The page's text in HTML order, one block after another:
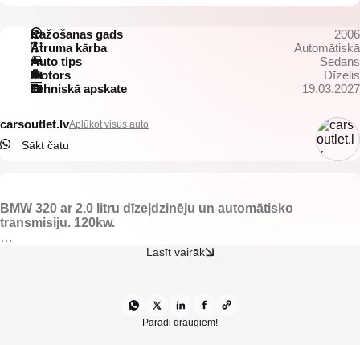
Ražošanas gads
2006
Ātruma kārba
Automātiskā
Auto tips
Sedans
Motors
Dīzelis
Tehniskā apskate
19.03.2027
carsoutlet.lvAplūkot visus auto
Sākt čatu
BMW 320 ar 2.0 litru dīzeļdzinēju un automātisko
transmisiju. 120kw.
Lasīt vairāk
Parādi draugiem!